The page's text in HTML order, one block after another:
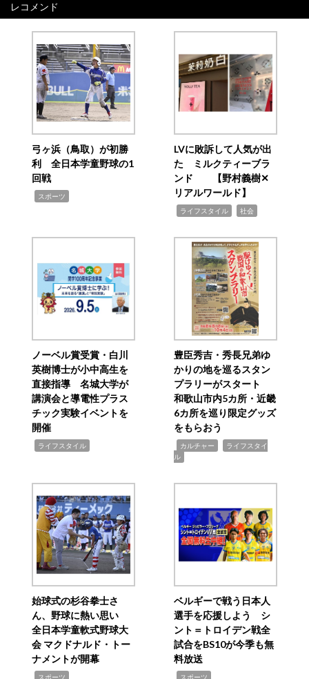
レコメンド
弓ヶ浜（鳥取）が初勝
利 全日本学童野球の1
回戦
スポーツ
LVに敗訴して人気が出
た ミルクティーブラ
ンド 【野村義樹✕
リアルワールド】
ライフスタイル 社会
ノーベル賞受賞・白川
英樹博士が小中高生を
直接指導 名城大学が
講演会と導電性プラス
チック実験イベントを
開催
ライフスタイル
豊臣秀吉・秀長兄弟ゆ
かりの地を巡るスタン
プラリーがスタート
和歌山市内5カ所・近畿
6カ所を巡り限定グッズ
をもらおう
カルチャー
ライフスタイ
ル
始球式の杉谷拳士さ
ん、野球に熱い思い
全日本学童軟式野球大
会 マクドナルド・トー
ナメントが開幕
スポーツ
ベルギーで戦う日本人
選手を応援しよう シ
ント＝トロイデン戦全
試合をBS10が今季も無
料放送
スポーツ